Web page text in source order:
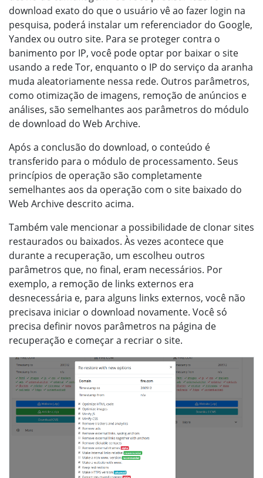
download exato do que o usuário vê ao fazer login na
pesquisa, poderá instalar um referenciador do Google,
Yandex ou outro site. Para se proteger contra o
banimento por IP, você pode optar por baixar o site
usando a rede Tor, enquanto o IP do serviço da aranha
muda aleatoriamente nessa rede. Outros parâmetros,
como otimização de imagens, remoção de anúncios e
análises, são semelhantes aos parâmetros do módulo
de download do Web Archive.
Após a conclusão do download, o conteúdo é
transferido para o módulo de processamento. Seus
princípios de operação são completamente
semelhantes aos da operação com o site baixado do
Web Archive descrito acima.
Também vale mencionar a possibilidade de clonar sites
restaurados ou baixados. Às vezes acontece que
durante a recuperação, um escolheu outros
parâmetros que, no final, eram necessários. Por
exemplo, a remoção de links externos era
desnecessária e, para alguns links externos, você não
precisava iniciar o download novamente. Você só
precisa definir novos parâmetros na página de
recuperação e começar a recriar o site.